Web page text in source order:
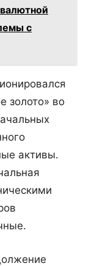
с
золото» во
активы.